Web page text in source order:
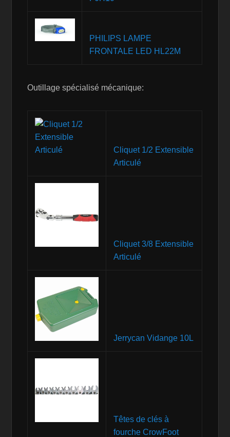
PHILIPS LAMPE
FRONTALE LED HL22M
Outillage spécialisé mécanique:
Cliquet 1/2 Extensible
Articulé
Cliquet 3/8 Extensible
Articulé
Jerrycan Vidange 10L
Têtes de clés à
fourche CrowFoot